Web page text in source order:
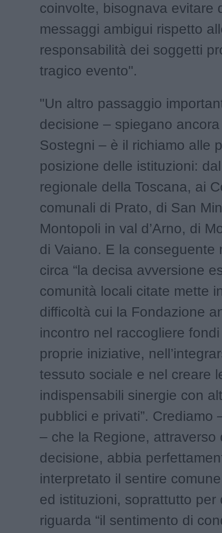
coinvolte, bisognava evitare
messaggi ambigui rispetto
responsabilità dei soggetti
tragico evento".
"Un altro passaggio
decisione – spiegano
Sostegni – è il richiamo alle
posizione delle istituzioni:
regionale della Toscana, ai
comunali di Prato, di San
Montopoli in val d’Arno, di
di Vaiano. E la conseguente
circa “la decisa avversione
comunità locali citate mette
difficoltà cui la Fondazione
incontro nel raccogliere
proprie iniziative,
tessuto sociale e nel creare
indispensabili sinergie con
pubblici e privati”. Crediamo
– che la Regione, attraverso
decisione, abbia
interpretato il sentire
ed istituzioni, soprattutto per
riguarda “il sentimento di